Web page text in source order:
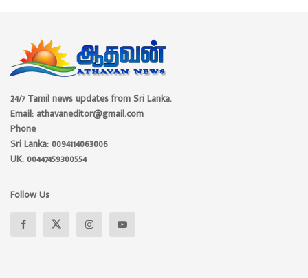
24/7 Tamil news updates from Sri Lanka.
Email: athavaneditor@gmail.com
Phone
Sri Lanka: 0094114063006
UK: 00447459300554
Follow Us